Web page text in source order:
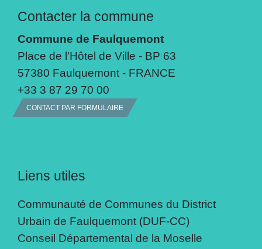
Contacter la commune
Commune de Faulquemont
Place de l'Hôtel de Ville - BP 63
57380 Faulquemont - FRANCE
+33 3 87 29 70 00
CONTACT PAR FORMULAIRE
Liens utiles
Communauté de Communes du District
Urbain de Faulquemont (DUF-CC)
Conseil Départemental de la Moselle